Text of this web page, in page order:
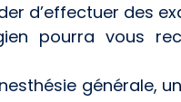
d’effectuer des
pourra vous
générale,